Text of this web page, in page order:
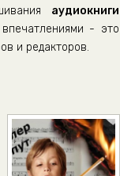
аудиокниги
- это
и редакторов.